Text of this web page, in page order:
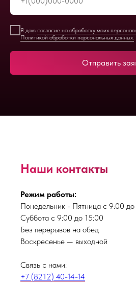
Я даю согласие на обработку моих
Политикой обработки персональных данных.
Отправить
Наши контакты
Режим работы:
Понедельник - Пятница с 9:00
Суббота с 9:00 до 15:00
Без перерывов на обед
Воскресенье — выходной
Связь с нами:
+7 (8212) 40-14-14